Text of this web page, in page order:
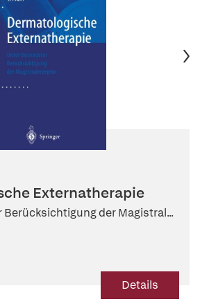
Externatherapie
der Magistral...
Details